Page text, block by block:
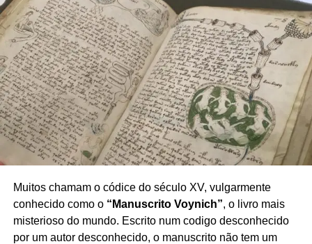
Muitos chamam o códice do século XV, vulgarmente
conhecido como o “Manuscrito Voynich”, o livro mais
misterioso do mundo. Escrito num codigo desconhecido
por um autor desconhecido, o manuscrito não tem um